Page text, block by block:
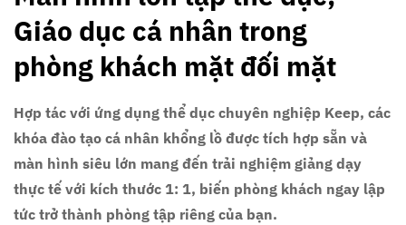
Giáo dục cá nhân trong
phòng khách mặt đối mặt
Hợp tác với ứng dụng thể dục chuyên nghiệp Keep, các
khóa đào tạo cá nhân khổng lồ được tích hợp sẵn và
màn hình siêu lớn mang đến trải nghiệm giảng dạy
thực tế với kích thước 1: 1, biến phòng khách ngay lập
tức trở thành phòng tập riêng của bạn.